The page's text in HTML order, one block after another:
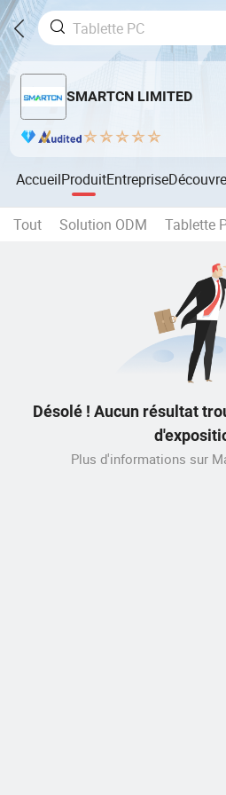
SMARTCN LIMITED
AccueilProduitEntreprise
Tout Solution ODM Tablette
Désolé ! Aucun résultat
Plus d'informations sur